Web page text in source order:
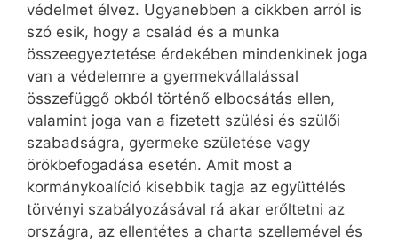
védelmet élvez. Ugyanebben a cikkben arról is
szó esik, hogy a család és a munka
összeegyeztetése érdekében mindenkinek joga
van a védelemre a gyermekvállalással
összefüggő okból történő elbocsátás ellen,
valamint joga van a fizetett szülési és szülői
szabadságra, gyermeke születése vagy
örökbefogadása esetén. Amit most a
kormánykoalíció kisebbik tagja az együttélés
törvényi szabályozásával rá akar erőltetni az
országra, az ellentétes a charta szellemével és